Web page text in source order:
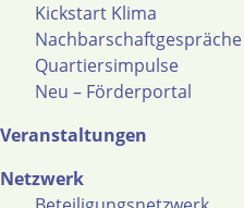
Kickstart Klima
Nachbarschaftgespräche
Quartiersimpulse
Neu – Förderportal
Veranstaltungen
Netzwerk